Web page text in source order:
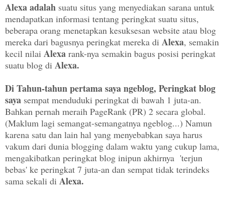
Alexa adalah suatu situs yang menyediakan sarana untuk
mendapatkan informasi tentang peringkat suatu situs,
beberapa orang menetapkan kesuksesan website atau blog
mereka dari bagusnya peringkat mereka di Alexa, semakin
kecil nilai Alexa rank-nya semakin bagus posisi peringkat
suatu blog di Alexa.
Di Tahun-tahun pertama saya ngeblog, Peringkat blog
saya sempat menduduki peringkat di bawah 1 juta-an.
Bahkan pernah meraih PageRank (PR) 2 secara global.
(Maklum lagi semangat-semangatnya ngeblog...) Namun
karena satu dan lain hal yang menyebabkan saya harus
vakum dari dunia blogging dalam waktu yang cukup lama,
mengakibatkan peringkat blog inipun akhirnya 'terjun
bebas' ke peringkat 7 juta-an dan sempat tidak terindeks
sama sekali di Alexa.